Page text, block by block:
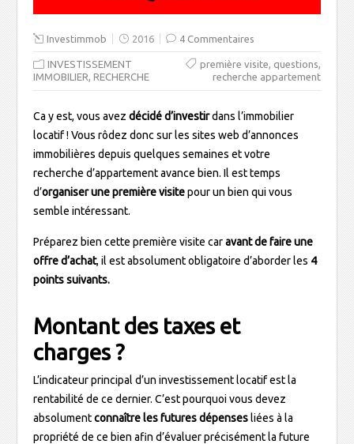
Investimmob 2016 4 Commentaires
INVESTISSEMENT
IMMOBILIER,RECHERCHE
première visite, questions,
recherche appartement
Ca y est, vous avezdécidé d’investirdans l’immobilier
locatif ! Vous rôdez donc sur les sites web d’annonces
immobilières depuis quelques semaines et votre
recherche d’appartement avance bien. Il est temps
d’organiser une première visitepour un bien qui vous
semble intéressant.
Préparez bien cette première visite caravant de faire une
offre d’achat, il est absolument obligatoire d’aborder les 4
points suivants.
Montant des taxes et
charges ?
L’indicateur principal d’un investissement locatif est la
rentabilité de ce dernier. C’est pourquoi vous devez
absolumentconnaître les futures dépensesliées à la
propriété de ce bien afin d’évaluer précisément la future